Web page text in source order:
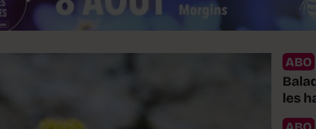
ABO
les